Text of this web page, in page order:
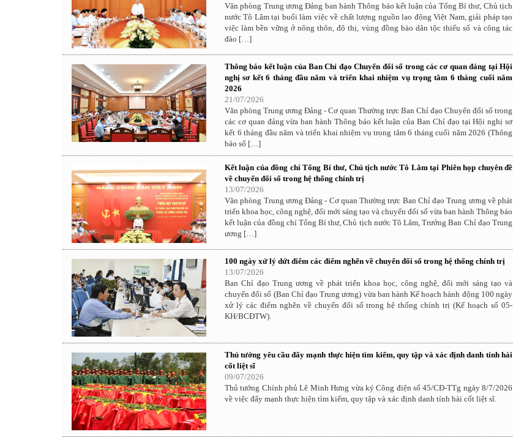
Văn phòng Trung ương Đảng ban hành Thông báo kết luận của Tổng Bí thư, Chủ tịch
nước Tô Lâm tại buổi làm việc về chất lượng nguồn lao động Việt Nam, giải pháp tạo
việc làm bền vững ở nông thôn, đô thị, vùng đồng bào dân tộc thiểu số và công tác
đào […]
Thông báo kết luận của Ban Chỉ đạo Chuyển đổi số trong các cơ quan đảng tại Hội
nghị sơ kết 6 tháng đầu năm và triển khai nhiệm vụ trọng tâm 6 tháng cuối năm
2026
21/07/2026
Văn phòng Trung ương Đảng - Cơ quan Thường trực Ban Chỉ đạo Chuyển đổi số trong
các cơ quan đảng vừa ban hành Thông báo kết luận của Ban Chỉ đạo tại Hội nghị sơ
kết 6 tháng đầu năm và triển khai nhiệm vụ trọng tâm 6 tháng cuối năm 2026 (Thông
báo số […]
Kết luận của đồng chí Tổng Bí thư, Chủ tịch nước Tô Lâm tại Phiên họp chuyên đề
về chuyển đổi số trong hệ thống chính trị
13/07/2026
Văn phòng Trung ương Đảng - Cơ quan Thường trực Ban Chỉ đạo Trung ương về phát
triển khoa học, công nghệ, đổi mới sáng tạo và chuyển đổi số vừa ban hành Thông báo
kết luận của đồng chí Tổng Bí thư, Chủ tịch nước Tô Lâm, Trưởng Ban Chỉ đạo Trung
ương […]
100 ngày xử lý dứt điểm các điểm nghẽn về chuyển đổi số trong hệ thống chính trị
13/07/2026
Ban Chỉ đạo Trung ương về phát triển khoa học, công nghệ, đổi mới sáng tạo và
chuyển đổi số (Ban Chỉ đạo Trung ương) vừa ban hành Kế hoạch hành động 100 ngày
xử lý các điểm nghẽn về chuyển đổi số trong hệ thống chính trị (Kế hoạch số 05-
KH/BCĐTW).
Thủ tướng yêu cầu đẩy mạnh thực hiện tìm kiếm, quy tập và xác định danh tính hài
cốt liệt sĩ
09/07/2026
Thủ tướng Chính phủ Lê Minh Hưng vừa ký Công điện số 45/CĐ-TTg ngày 8/7/2026
về việc đẩy mạnh thực hiện tìm kiếm, quy tập và xác định danh tính hài cốt liệt sĩ.